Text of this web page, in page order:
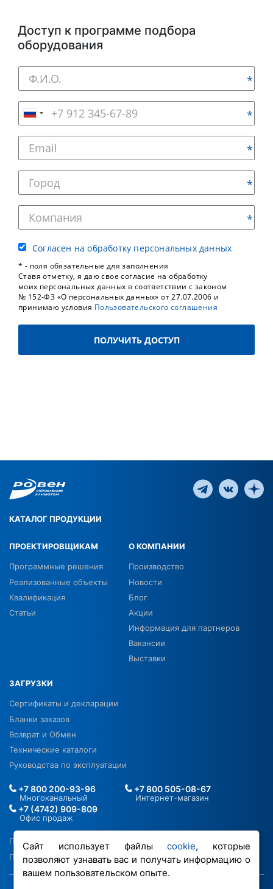
Доступ к программе подбора
оборудования
Согласен на обработку персональных данных
* - поля обязательные для заполнения
Ставя отметку, я даю свое согласие на обработку
моих персональных данных в соответствии с законом
№ 152-ФЗ «О персональных данных» от 27.07.2006 и
принимаю условия Пользовательского соглашения
ПОЛУЧИТЬ ДОСТУП
Сайт использует файлыcookie, которые
позволяют узнавать вас и получать информацию о
вашем пользовательском опыте.
КАТАЛОГ ПРОДУКЦИИ
ПРОЕКТИРОВЩИКАМ
Программные решения
Реализованные объекты
Квалификация
Статьи
О КОМПАНИИ
Производство
Новости
Блог
Акции
Информация для партнеров
Вакансии
Выставки
ЗАГРУЗКИ
Сертификаты и декларации
Бланки заказов
Возврат и Обмен
Технические каталоги
Руководства по эксплуатации
Политика в отношении ПДН
Политика обработки файлов cookie
+7 800 200-93-96
Многоканальный
+7 800 505-08-67
Интернет-магазин
+7 (4742) 909-809
Офис продаж